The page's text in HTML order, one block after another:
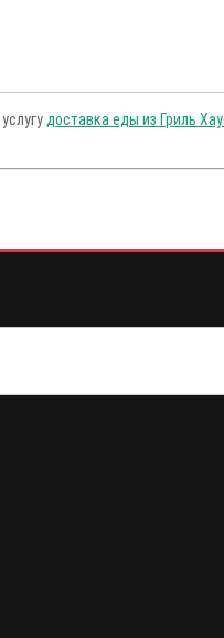
доставка еды из Гриль